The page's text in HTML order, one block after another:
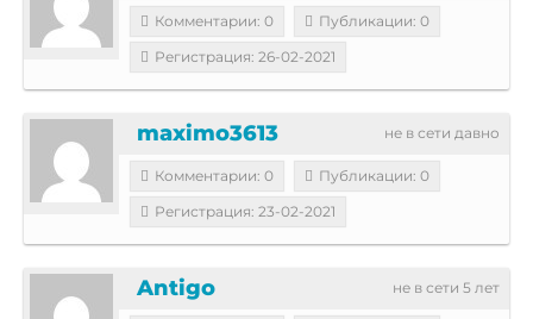
Комментарии: 0
Публикации: 0
Регистрация: 26-02-2021
не в сети давно
maximo3613
Комментарии: 0
Публикации: 0
Регистрация: 23-02-2021
не в сети 5 лет
Antigo